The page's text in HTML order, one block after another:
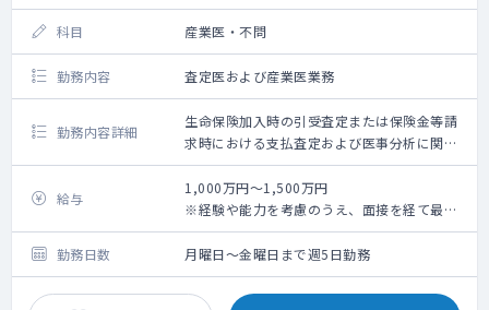
科目 産業医・不問
勤務内容 査定医および産業医業務
勤務内容詳細
生命保険加入時の引受査定または保険金等請
求時における支払査定および医事分析に関す
る業務かつ従業員に対する産業医業務を行っ
ていただきます
給与
1,000万円～1,500万円
※経験や能力を考慮のうえ、面接を経て最終
決定します。
勤務日数
月曜日～金曜日まで週5日勤務